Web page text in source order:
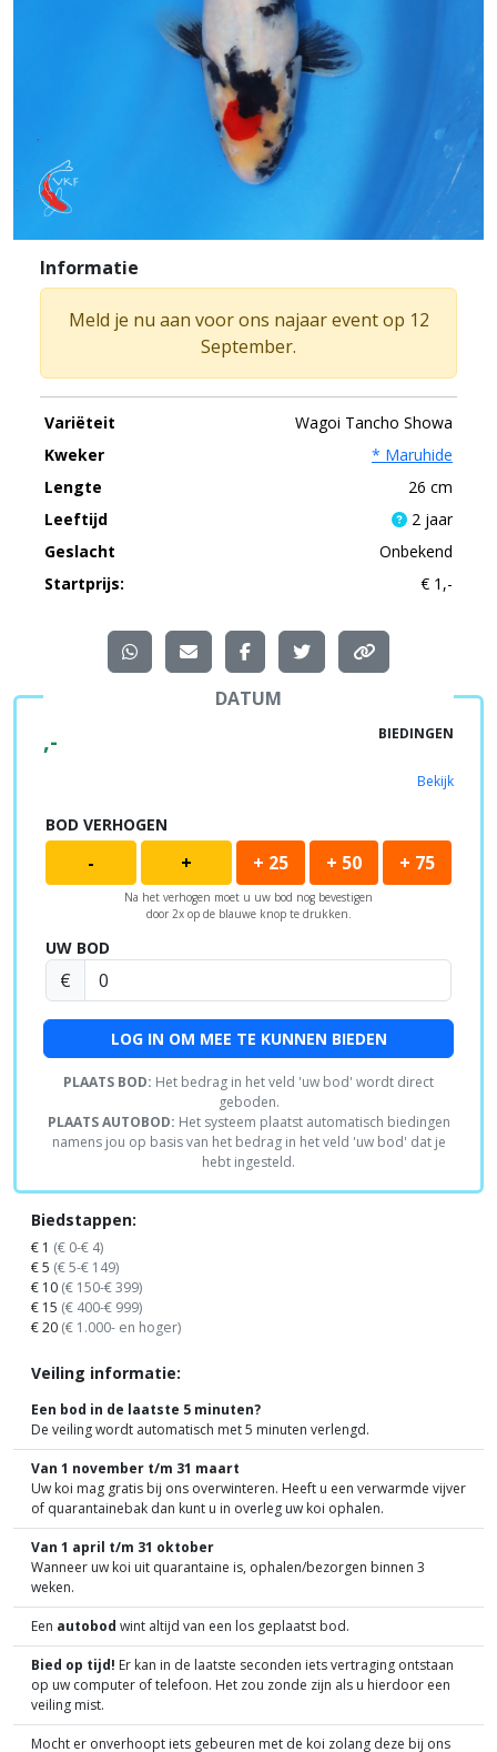
Informatie
Meld je nu aan voor ons najaar event op 12
September.
Variëteit
Wagoi Tancho Showa
Kweker
* Maruhide
Lengte
26 cm
Leeftijd
2 jaar
Geslacht
Onbekend
Startprijs:
€ 1,-
DATUM
,- BIEDINGEN
Bekijk
BOD VERHOGEN
- + + 25 + 50 + 75
Na het verhogen moet u uw bod nog bevestigen
door 2x op de blauwe knop te drukken.
UW BOD
€
LOG IN OM MEE TE KUNNEN BIEDEN
PLAATS BOD: Het bedrag in het veld 'uw bod' wordt direct
geboden.
PLAATS AUTOBOD: Het systeem plaatst automatisch biedingen
namens jou op basis van het bedrag in het veld 'uw bod' dat je
hebt ingesteld.
Biedstappen:
€ 1 (€ 0-€ 4)
€ 5 (€ 5-€ 149)
€ 10 (€ 150-€ 399)
€ 15 (€ 400-€ 999)
€ 20 (€ 1.000- en hoger)
Veiling informatie:
Een bod in de laatste 5 minuten?
De veiling wordt automatisch met 5 minuten verlengd.
Van 1 november t/m 31 maart
Uw koi mag gratis bij ons overwinteren. Heeft u een verwarmde vijver
of quarantainebak dan kunt u in overleg uw koi ophalen.
Van 1 april t/m 31 oktober
Wanneer uw koi uit quarantaine is, ophalen/bezorgen binnen 3
weken.
Een autobod wint altijd van een los geplaatst bod.
Bied op tijd! Er kan in de laatste seconden iets vertraging ontstaan
op uw computer of telefoon. Het zou zonde zijn als u hierdoor een
veiling mist.
Mocht er onverhoopt iets gebeuren met de koi zolang deze bij ons